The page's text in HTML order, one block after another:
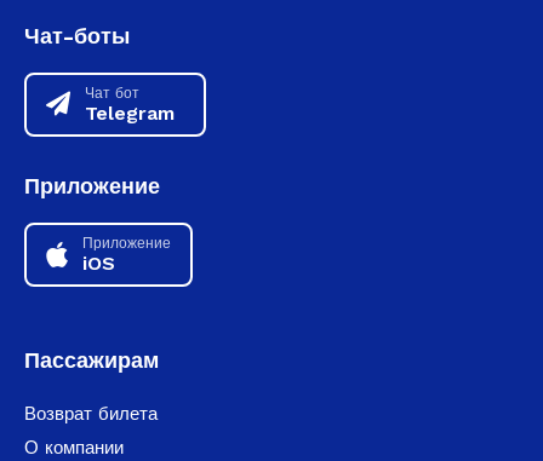
Чат-боты
Чат бот
Telegram
Приложение
Приложение
iOS
Пассажирам
Возврат билета
О компании